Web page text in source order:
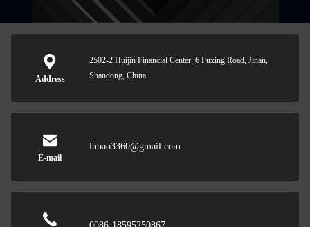
Address
2502-2 Huijin Financial Center, 6 Fuxing Road, Jinan,
Shandong, China
E-mail
lubao3360@gmail.com